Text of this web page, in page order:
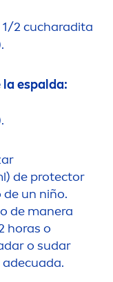
1/2 cucharadita
espalda:
de protector
un niño.
de manera
horas o
o sudar